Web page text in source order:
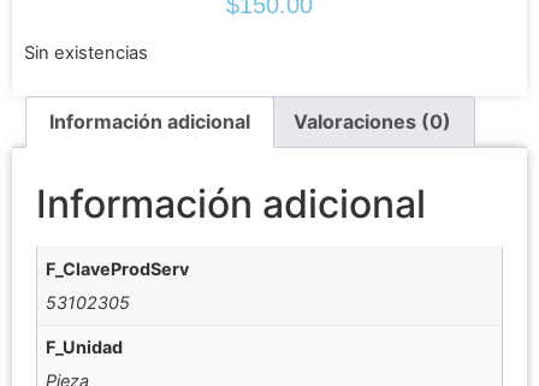
Sin existencias
Información adicional Valoraciones (0)
Información adicional
F_ClaveProdServ
53102305
F_Unidad
Pieza